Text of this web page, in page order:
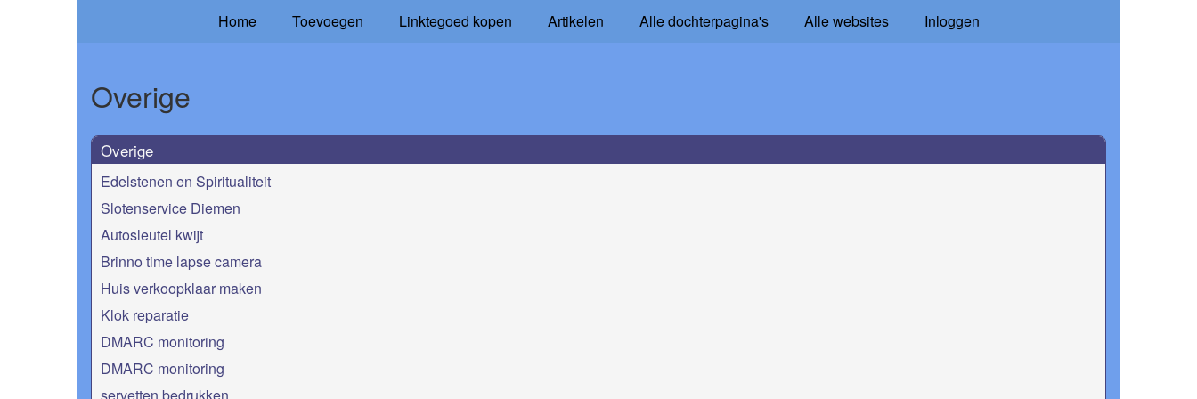
Home Toevoegen Linktegoed kopen Artikelen Alle dochterpagina's Alle websites Inloggen
Overige
Overige
Edelstenen en Spiritualiteit
Slotenservice Diemen
Autosleutel kwijt
Brinno time lapse camera
Huis verkoopklaar maken
Klok reparatie
DMARC monitoring
DMARC monitoring
servetten bedrukken